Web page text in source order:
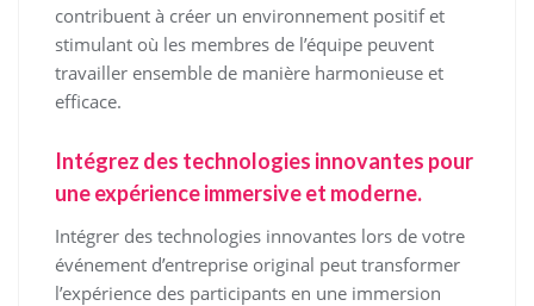
contribuent à créer un environnement positif et
stimulant où les membres de l’équipe peuvent
travailler ensemble de manière harmonieuse et
efficace.
Intégrez des technologies innovantes pour
une expérience immersive et moderne.
Intégrer des technologies innovantes lors de votre
événement d’entreprise original peut transformer
l’expérience des participants en une immersion